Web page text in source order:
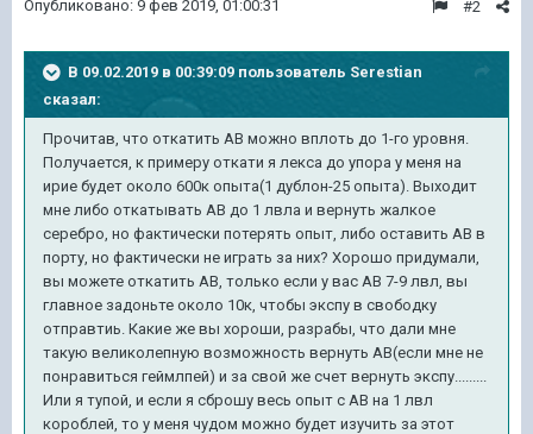
#2
Опубликовано: 9 фев 2019, 01:00:31
В 09.02.2019 в 00:39:09 пользователь Serestian
сказал:
Прочитав, что откатить АВ можно вплоть до 1-го уровня.
Получается, к примеру откати я лекса до упора у меня на
ирие будет около 600к опыта(1 дублон-25 опыта). Выходит
мне либо откатывать АВ до 1 лвла и вернуть жалкое
серебро, но фактически потерять опыт, либо оставить АВ в
порту, но фактически не играть за них? Хорошо придумали,
вы можете откатить АВ, только если у вас АВ 7-9 лвл, вы
главное задоньте около 10к, чтобы экспу в свободку
отправтиь. Какие же вы хороши, разрабы, что дали мне
такую великолепную возможность вернуть АВ(если мне не
понравиться геймлпей) и за свой же счет вернуть экспу.........
Или я тупой, и если я сброшу весь опыт с АВ на 1 лвл
короблей, то у меня чудом можно будет изучить за этот